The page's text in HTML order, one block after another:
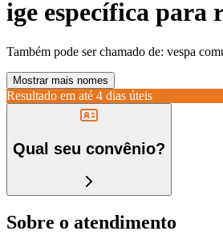
ige específica para
Também pode ser chamado de: vespa
Mostrar mais nomes
Resultado em até 4 dias úteis
Qual seu convênio?
Sobre o atendimento